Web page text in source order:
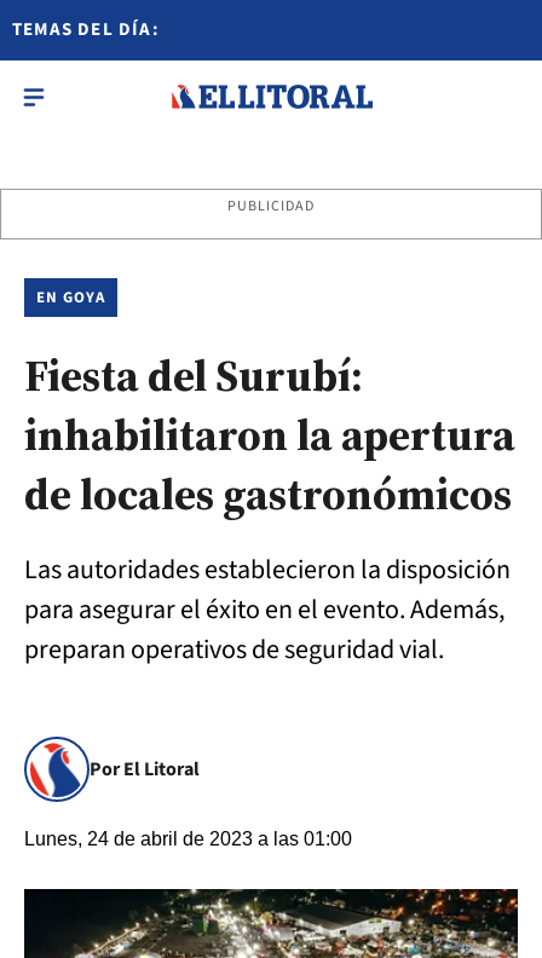
TEMAS DEL DÍA:
PUBLICIDAD
EN GOYA
Fiesta del Surubí:
inhabilitaron la apertura
de locales gastronómicos
Las autoridades establecieron la disposición
para asegurar el éxito en el evento. Además,
preparan operativos de seguridad vial.
Por El Litoral
Lunes, 24 de abril de 2023 a las 01:00